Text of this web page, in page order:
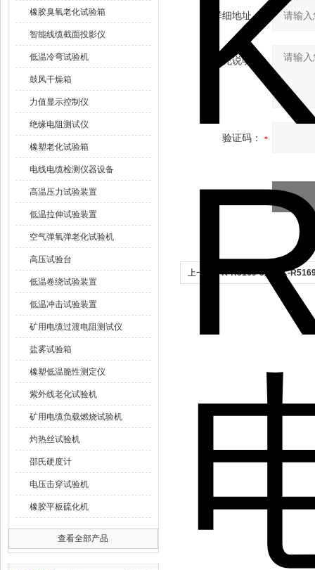
橡胶臭氧老化试验箱
智能线缆截面投影仪
低温冷弯试验机
鼓风干燥箱
力值显示控制仪
绝缘电阻测试仪
橡塑老化试验箱
电线电缆检测仪器设备
高温压力试验装置
低温拉伸试验装置
空气弹氧弹老化试验机
高压试验台
低温卷绕试验装置
低温冲击试验装置
矿用电缆过渡电阻测试仪
盐雾试验箱
橡塑低温脆性测定仪
紫外线老化试验机
矿用电缆负载燃烧试验机
灼热丝试验机
邵氏硬度计
电压击穿试验机
橡胶平板硫化机
查看全部产品
详细地址：
补充说明：
验证码：
上一个：K-R5169-5苏州K-